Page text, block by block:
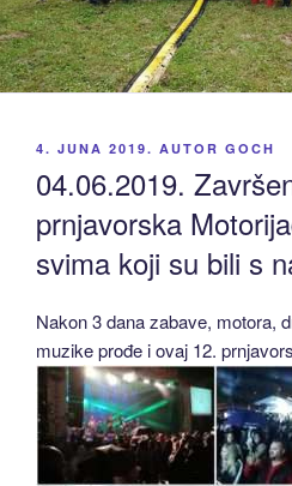
OBJAVLJENO
4. JUNA 2019. AUTOR GOCH
04.06.2019.
prnjavorska
svima koji su bili s
Nakon 3 dana zabave, motora,
muzike prođe i ovaj 12.